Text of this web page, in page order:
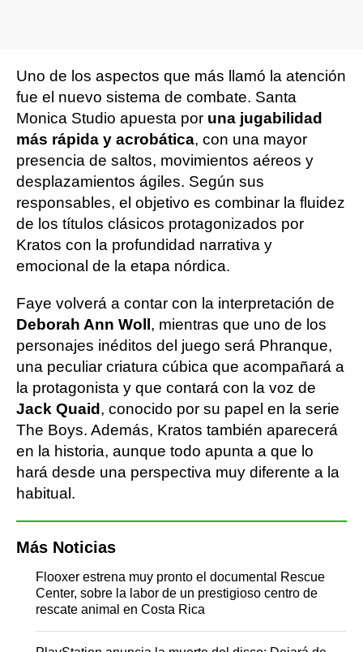
Uno de los aspectos que más llamó la atención
fue el nuevo sistema de combate. Santa
Monica Studio apuesta por una jugabilidad
más rápida y acrobática, con una mayor
presencia de saltos, movimientos aéreos y
desplazamientos ágiles. Según sus
responsables, el objetivo es combinar la fluidez
de los títulos clásicos protagonizados por
Kratos con la profundidad narrativa y
emocional de la etapa nórdica.
Faye volverá a contar con la interpretación de
Deborah Ann Woll , mientras que uno de los
personajes inéditos del juego será Phranque,
una peculiar criatura cúbica que acompañará a
la protagonista y que contará con la voz de
Jack Quaid , conocido por su papel en la serie
The Boys. Además, Kratos también aparecerá
en la historia, aunque todo apunta a que lo
hará desde una perspectiva muy diferente a la
habitual.
Más Noticias
Flooxer estrena muy pronto el documental Rescue
Center, sobre la labor de un prestigioso centro de
rescate animal en Costa Rica